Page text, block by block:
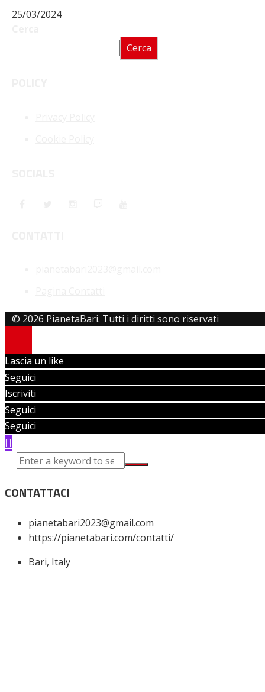
25/03/2024
Cerca
© 2026 PianetaBari. Tutti i diritti sono riservati
Lascia un like
Seguici
Iscriviti
Seguici
Seguici
CONTATTACI
pianetabari2023@gmail.com
https://pianetabari.com/contatti/
Bari, Italy